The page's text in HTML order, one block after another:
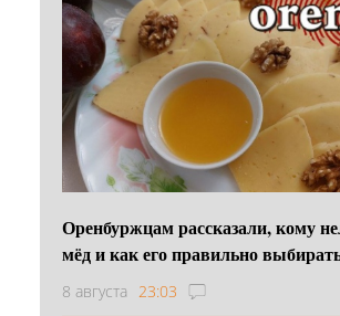
Оренбуржцам рассказали, кому
мёд и как его правильно
8 августа 23:03